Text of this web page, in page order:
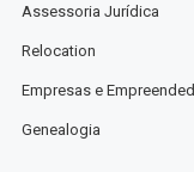
Assessoria Jurídica
Relocation
Empresas e
Genealogia